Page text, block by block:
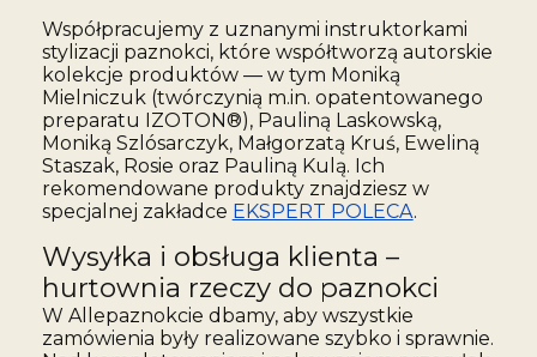
Współpracujemy z uznanymi instruktorkami
stylizacji paznokci, które współtworzą autorskie
kolekcje produktów — w tym Moniką
Mielniczuk (twórczynią m.in. opatentowanego
preparatu IZOTON®), Pauliną Laskowską,
Moniką Szlósarczyk, Małgorzatą Kruś, Eweliną
Staszak, Rosie oraz Pauliną Kulą. Ich
rekomendowane produkty znajdziesz w
specjalnej zakładce EKSPERT POLECA.
Wysyłka i obsługa klienta –
hurtownia rzeczy do paznokci
W Allepaznokcie dbamy, aby wszystkie
zamówienia były realizowane szybko i sprawnie.